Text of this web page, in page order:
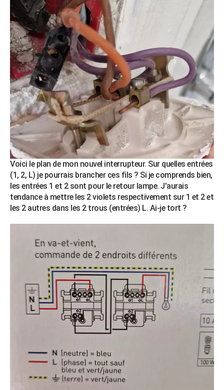
Destinations
City break
Voyage nature
Voyage de noces
Forum
Climat
PHOTO
GUIDES D'ACHAT
BONS PLANS
CARTE DE VOEUX
Carte de Noël
Carte Bonne année
Carte Saint-Valentin
Carte Pâques
Carte d'anniversaire
DICTIONNAIRE
Dictionnaire
Biographies
Citations
Expressions
Proverbes
PROGRAMME TV
COPAINS D'AVANT
S'inscrire
Se connecter
Lycées
Collèges
Primaires
Universités
Entreprises
Service militaire
Avis de recherche
AVIS DE DÉCÈS
FORUM
Bricolage
Lifestyle
Culture
Sport
Auto
Television
Voyage
Cinema
Voici le plan de mon nouvel interrupteur. Sur quelles entrées
(1, 2, L) je pourrais brancher ces fils ? Si je comprends bien,
les entrées 1 et 2 sont pour le retour lampe. J'aurais
tendance à mettre les 2 violets respectivement sur 1 et 2 et
les 2 autres dans les 2 trous (entrées) L. Ai-je tort ?